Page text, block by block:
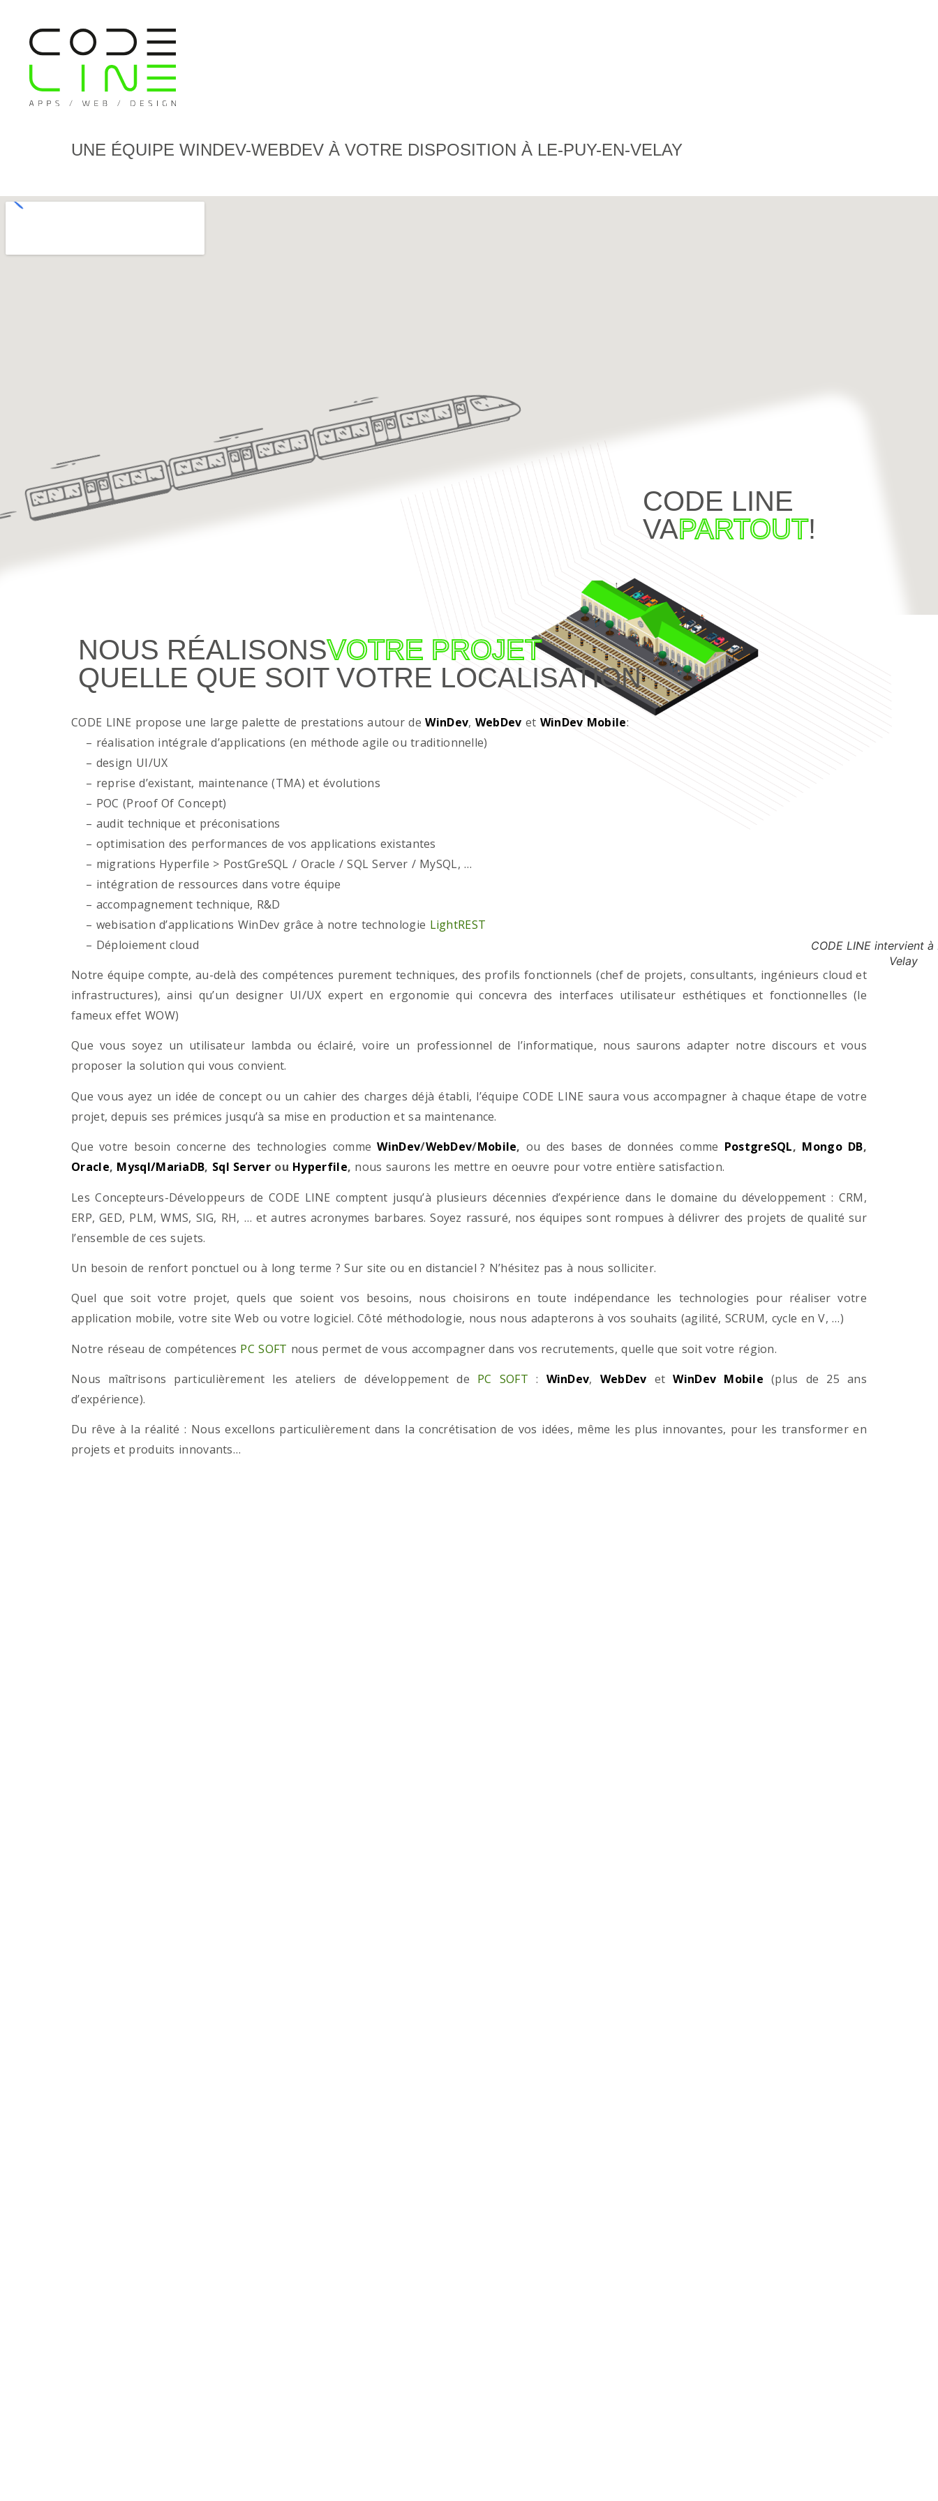
UNE ÉQUIPE WINDEV-WEBDEV À VOTRE DISPOSITION À LE-PUY-EN-VELAY
CODE LINE
VAPARTOUT!
NOUS RÉALISONSVOTRE PROJET
QUELLE QUE SOIT VOTRE LOCALISATION
CODE LINE propose une large palette de prestations autour deWinDev, WebDev et WinDev Mobile:
– réalisation intégrale d’applications (en méthode agile ou traditionnelle)
– design UI/UX
– reprise d’existant, maintenance (TMA) et évolutions
– POC (Proof Of Concept)
– audit technique et préconisations
– optimisation des performances de vos applications existantes
– migrations Hyperfile > PostGreSQL / Oracle / SQL Server / MySQL, …
– intégration de ressources dans votre équipe
– accompagnement technique, R&D
– webisation d’applications WinDev grâce à notre technologie LightREST
– Déploiement cloud
Notre équipe compte, au-delà des compétences purement techniques, des profils fonctionnels (chef de projets, consultants, ingénieurs cloud et
infrastructures), ainsi qu’un designer UI/UX expert en ergonomie qui concevra des interfaces utilisateur esthétiques et fonctionnelles (le
fameux effet WOW)
Que vous soyez un utilisateur lambda ou éclairé, voire un professionnel de l’informatique, nous saurons adapter notre discours et vous
proposer la solution qui vous convient.
Que vous ayez un idée de concept ou un cahier des charges déjà établi, l’équipe CODE LINE saura vous accompagner à chaque étape de votre
projet, depuis ses prémices jusqu’à sa mise en production et sa maintenance.
Que votre besoin concerne des technologies commeWinDev/WebDev/Mobile, ou des bases de données comme PostgreSQL, Mongo DB,
Oracle, Mysql/MariaDB, Sql Serverou Hyperfile, nous saurons les mettre en oeuvre pour votre entière satisfaction.
Les Concepteurs-Développeurs de CODE LINE comptent jusqu’à plusieurs décennies d’expérience dans le domaine du développement : CRM,
ERP, GED, PLM, WMS, SIG, RH, … et autres acronymes barbares. Soyez rassuré, nos équipes sont rompues à délivrer des projets de qualité sur
l’ensemble de ces sujets.
Un besoin de renfort ponctuel ou à long terme ? Sur site ou en distanciel ? N’hésitez pas à nous solliciter.
Quel que soit votre projet, quels que soient vos besoins, nous choisirons en toute indépendance les technologies pour réaliser votre
application mobile, votre site Web ou votre logiciel. Côté méthodologie, nous nous adapterons à vos souhaits (agilité, SCRUM, cycle en V, …)
Notre réseau de compétences PC SOFT nous permet de vous accompagner dans vos recrutements, quelle que soit votre région.
Nous maîtrisons particulièrement les ateliers de développement de PC SOFT : WinDev, WebDev et WinDev Mobile (plus de 25 ans
d’expérience).
Du rêve à la réalité : Nous excellons particulièrement dans la concrétisation de vos idées, même les plus innovantes, pour les transformer en
projets et produits innovants…
CODE LINE intervient
Velay